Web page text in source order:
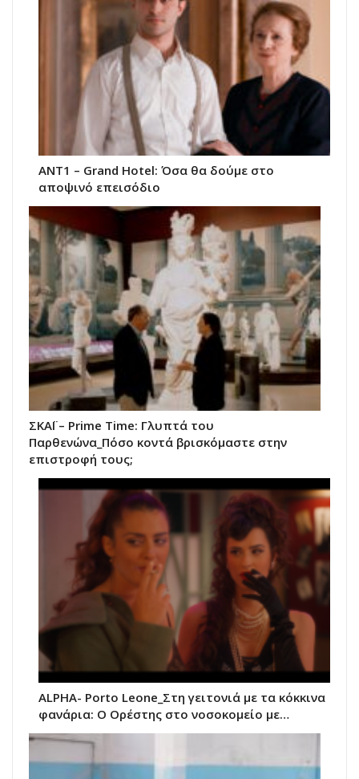
ANT1 – Grand Hotel: Όσα θα δούμε στο
αποψινό επεισόδιο
ΣΚΑΪ – Prime Time: Γλυπτά του
Παρθενώνα_Πόσο κοντά βρισκόμαστε στην
επιστροφή τους;
ALPHA- Porto Leone_Στη γειτονιά με τα κόκκινα
φανάρια: Ο Ορέστης στο νοσοκομείο µε…